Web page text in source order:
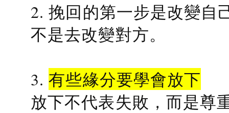
2. 挽回的第一步是改變自
不是去改變對方。
3.有些緣分要學會放下
放下不代表失敗，而是尊